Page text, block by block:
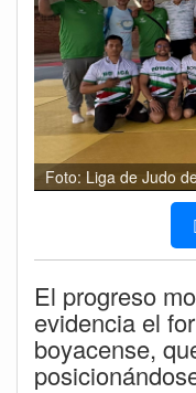
Foto: Liga de Judo
El progreso
evidencia el
boyacense,